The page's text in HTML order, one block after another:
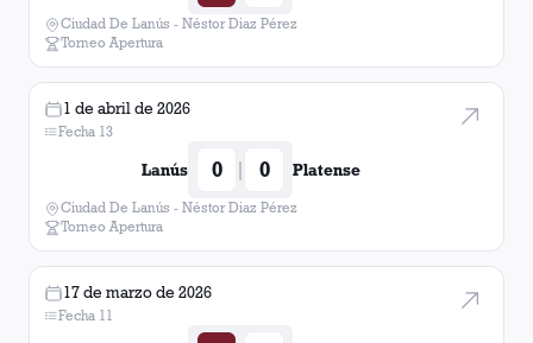
Ciudad De Lanús - Néstor Diaz Pérez
Torneo Apertura
1 de abril de 2026
Fecha 13
Lanús 0 | 0 Platense
Ciudad De Lanús - Néstor Diaz Pérez
Torneo Apertura
17 de marzo de 2026
Fecha 11